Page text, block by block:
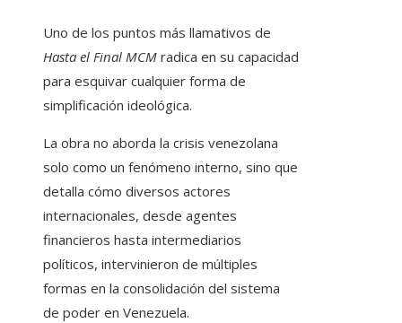
Uno de los puntos más llamativos de
Hasta el Final MCM radica en su capacidad
para esquivar cualquier forma de
simplificación ideológica.
La obra no aborda la crisis venezolana
solo como un fenómeno interno, sino que
detalla cómo diversos actores
internacionales, desde agentes
financieros hasta intermediarios
políticos, intervinieron de múltiples
formas en la consolidación del sistema
de poder en Venezuela.